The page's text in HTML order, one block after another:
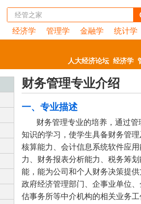
经济学 管理学 金融学 统计学
人大经济论坛 经济学
财务管理专业介绍
一、专业描述
财务管理专业的培养，通过
知识的学习，使学生具备财务管
核算能力、会计信息系统软件应
力、财务报表分析能力、税务筹
能，能为公司和个人财务决策提
政府经济管理部门、企事业单位
估事务所等中介机构的相关业务